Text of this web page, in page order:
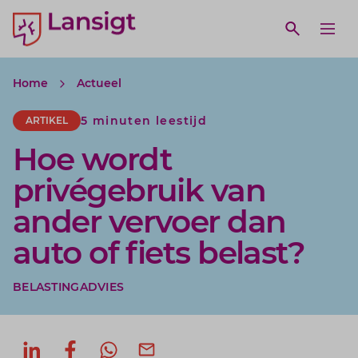
Lansigt Accountants logo
Open
search website
Home Actueel
ARTIKEL 5 minuten leestijd
Hoe wordt
privégebruik van
ander vervoer dan
auto of fiets belast?
BELASTINGADVIES
Deel op LinkedIn
Deel op Facebook